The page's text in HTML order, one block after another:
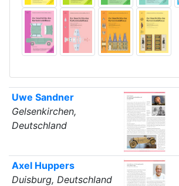
Uwe Sandner
Gelsenkirchen,
Deutschland
Axel Huppers
Duisburg, Deutschland